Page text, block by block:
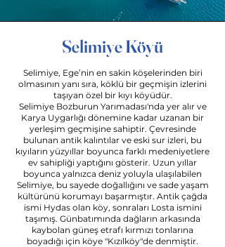
Selimiye Köyü
Selimiye, Ege’nin en sakin köşelerinden biri
olmasının yanı sıra, köklü bir geçmişin izlerini
taşıyan özel bir kıyı köyüdür.
Selimiye Bozburun Yarımadası'nda yer alır ve
Karya Uygarlığı dönemine kadar uzanan bir
yerleşim geçmişine sahiptir. Çevresinde
bulunan antik kalıntılar ve eski sur izleri, bu
kıyıların yüzyıllar boyunca farklı medeniyetlere
ev sahipliği yaptığını gösterir. Uzun yıllar
boyunca yalnızca deniz yoluyla ulaşılabilen
Selimiye, bu sayede doğallığını ve sade yaşam
kültürünü korumayı başarmıştır. Antik çağda
ismi Hydas olan köy, sonraları Losta ismini
taşımış. Günbatımında dağların arkasında
kaybolan güneş etrafı kırmızı tonlarına
boyadığı için köye "Kızılköy"de denmiştir.